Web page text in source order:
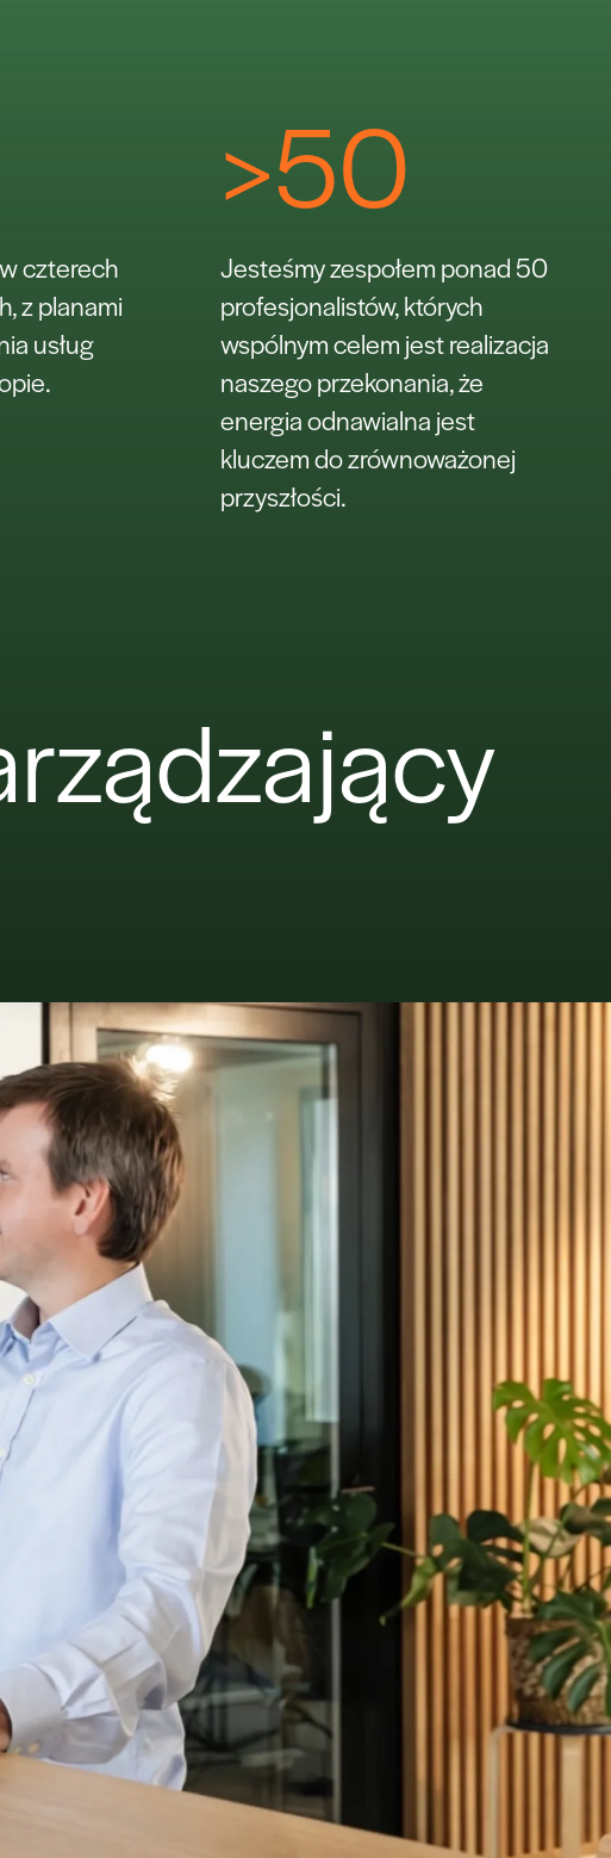
czterech
z planami
usług
>50
Jesteśmy zespołem ponad 50
profesjonalistów, których
wspólnym celem jest realizacja
naszego przekonania, że
energia odnawialna jest
kluczem do zrównoważonej
przyszłości.